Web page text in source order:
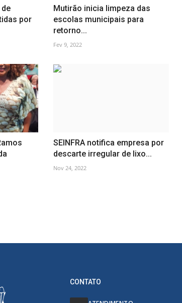
por
Mutirão inicia limpeza das
escolas municipais para
retorno...
Fev 9, 2022
SEINFRA notifica empresa por
descarte irregular de lixo...
Nov 24, 2022
CONTATO